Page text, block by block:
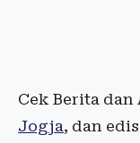
Cek Berita
Jogja, dan